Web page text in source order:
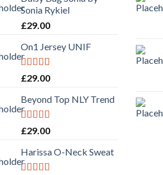
Sonia Rykiel
£29.00
On1 Jersey UNIF
Rated5.00
£29.00
Beyond Top NLY Trend
Rated
of 5
£29.00
Harissa O-Neck Sweat